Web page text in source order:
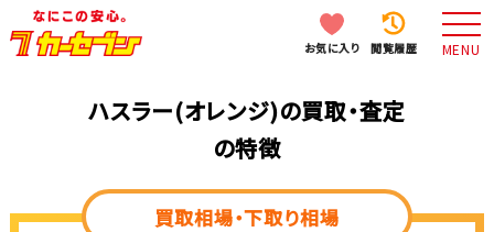
お気に入り 閲覧履歴 MENU
ハスラー(オレンジ)の買取・査定
の特徴
買取相場・下取り相場